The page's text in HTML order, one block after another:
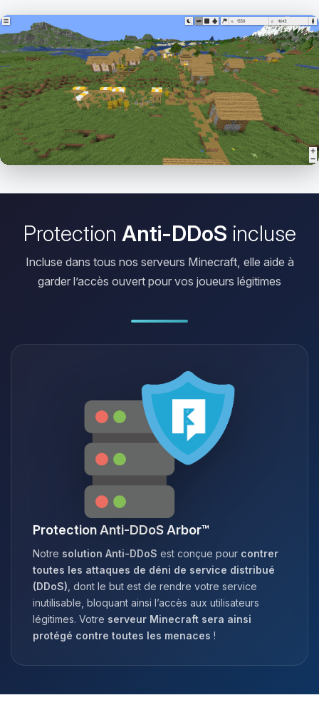
Protection Anti-DDoS incluse
Incluse dans tous nos serveurs Minecraft, elle aide à
garder l’accès ouvert pour vos joueurs légitimes
Protection Anti-DDoS Arbor™
Notre solution Anti-DDoS est conçue pour contrer
toutes les attaques de déni de service distribué
(DDoS) , dont le but est de rendre votre service
inutilisable, bloquant ainsi l’accès aux utilisateurs
légitimes. Votre serveur Minecraft sera ainsi
protégé contre toutes les menaces !